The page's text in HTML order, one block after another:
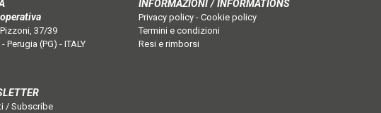
37/39
Perugia (PG) - ITALY
INFORMAZIONI / INFORMATIONS
Privacy policy -Cookie policy
Termini e condizioni
Resi e rimborsi
/ Subscribe